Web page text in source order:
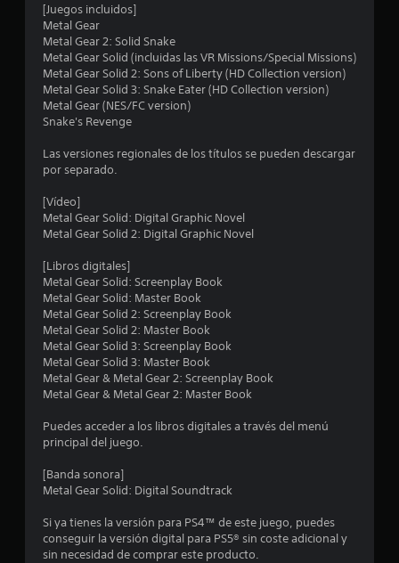
[Juegos incluidos]
Metal Gear
Metal Gear 2: Solid Snake
Metal Gear Solid (incluidas las VR Missions/Special Missions)
Metal Gear Solid 2: Sons of Liberty (HD Collection version)
Metal Gear Solid 3: Snake Eater (HD Collection version)
Metal Gear (NES/FC version)
Snake's Revenge
Las versiones regionales de los títulos se pueden descargar
por separado.
[Vídeo]
Metal Gear Solid: Digital Graphic Novel
Metal Gear Solid 2: Digital Graphic Novel
[Libros digitales]
Metal Gear Solid: Screenplay Book
Metal Gear Solid: Master Book
Metal Gear Solid 2: Screenplay Book
Metal Gear Solid 2: Master Book
Metal Gear Solid 3: Screenplay Book
Metal Gear Solid 3: Master Book
Metal Gear & Metal Gear 2: Screenplay Book
Metal Gear & Metal Gear 2: Master Book
Puedes acceder a los libros digitales a través del menú
principal del juego.
[Banda sonora]
Metal Gear Solid: Digital Soundtrack
Si ya tienes la versión para PS4™ de este juego, puedes
conseguir la versión digital para PS5® sin coste adicional y
sin necesidad de comprar este producto.